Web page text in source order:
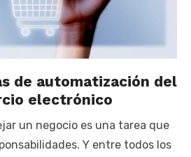
de automatización del
electrónico
un negocio es una tarea que
Y entre todos los